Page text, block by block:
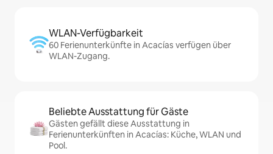
WLAN-Verfügbarkeit
60 Ferienunterkünfte in Acacías verfügen über
WLAN-Zugang.
Beliebte Ausstattung für Gäste
Gästen gefällt diese Ausstattung in
Ferienunterkünften in Acacías: Küche, WLAN und
Pool.